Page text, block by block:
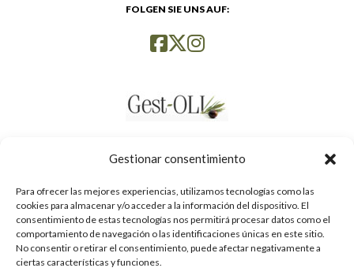
Gestionar consentimiento
Para ofrecer las mejores experiencias, utilizamos tecnologías como las
cookies para almacenar y/o acceder a la información del dispositivo. El
consentimiento de estas tecnologías nos permitirá procesar datos como el
comportamiento de navegación o las identificaciones únicas en este sitio.
No consentir o retirar el consentimiento, puede afectar negativamente a
ciertas características y funciones.
FOLGEN SIE UNS AUF: